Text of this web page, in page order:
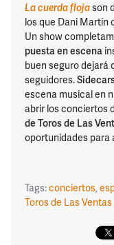
La cuerda flojason
los que Dani Martín
Un show
puesta en escena
buen seguro dejará
seguidores.
escena musical en
abrir los conciertos
de Toros de Las
oportunidades para
Tags:conciertos,
Toros de Las Ventas